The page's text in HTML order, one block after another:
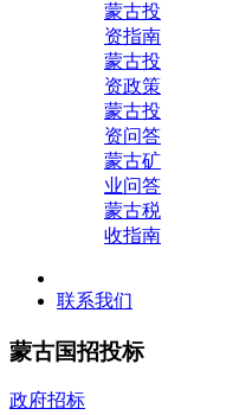
蒙古投
资指南
蒙古投
资政策
蒙古投
资问答
蒙古矿
业问答
蒙古税
收指南
联系我们
蒙古国招投标
政府招标